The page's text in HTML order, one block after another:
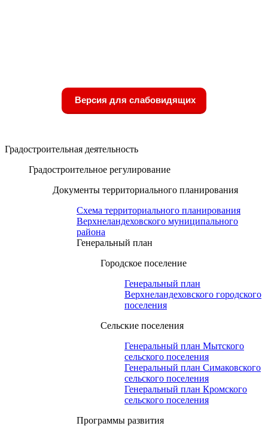
Версия для слабовидящих
Градостроительная деятельность
Градостроительное регулирование
Документы территориального планирования
Схема территориального планирования
Верхнеландеховского муниципального
района
Генеральный план
Городское поселение
Генеральный план
Верхнеландеховского городского
поселения
Сельские поселения
Генеральный план Мытского
сельского поселения
Генеральный план Симаковского
сельского поселения
Генеральный план Кромского
сельского поселения
Программы развития